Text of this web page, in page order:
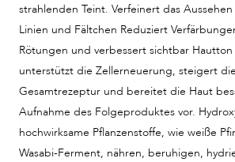
strahlenden Teint. Verfeinert das
Linien und Fältchen Reduziert
Rötungen und verbessert sichtbar
unterstützt die Zellerneuerung, steigert
Gesamtrezeptur und bereitet die Haut
Aufnahme des Folgeproduktes vor.
hochwirksame Pflanzenstoffe, wie weiße
Wasabi-Ferment, nähren, beruhigen,